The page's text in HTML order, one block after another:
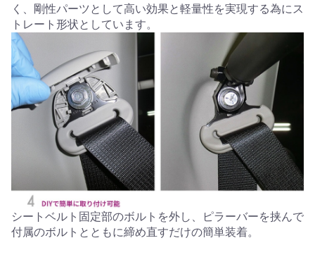
く、剛性パーツとして高い効果と軽量性を実現する為にス
トレート形状としています。
シートベルト固定部のボルトを外し、ピラーバーを挟んで
付属のボルトとともに締め直すだけの簡単装着。